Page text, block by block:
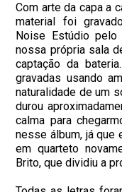
Com arte da capa a
material foi
Noise Estúdio pelo
nossa própria sala
captação da
gravadas usando
naturalidade de um
durou
calma para
nesse álbum, já que
em quarteto
Brito, que dividiu a